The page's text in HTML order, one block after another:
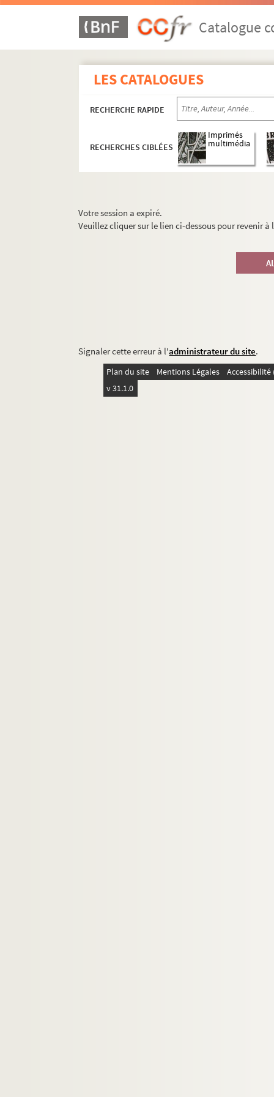
Catalogue
LES CATALOGUES
RECHERCHE RAPIDE
RECHERCHES CIBLÉES
Imprimés
multimédia
Votre session a expiré.
Veuillez cliquer sur le lien ci-dessous pour revenir
Signaler cette erreur à l'administrateur du site.
Plan du site Mentions Légales
v 31.1.0